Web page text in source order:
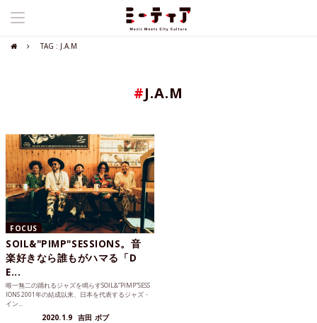
TAG : J.A.M
#J.A.M
FOCUS
SOIL&"PIMP"SESSIONS。音
楽好きなら誰もがハマる「D
E...
唯一無二の踊れるジャズを鳴らすSOIL&”PIMP”SESS
IONS 2001年の結成以来、日本を代表するジャズ・
イン...
2020.1.9 吉田 ボブ